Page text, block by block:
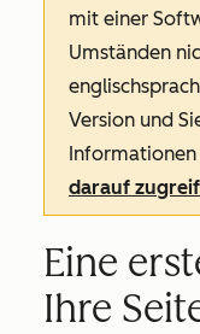
mit einer
Umständen
Version und
Informationen
darauf
Eine
Ihre